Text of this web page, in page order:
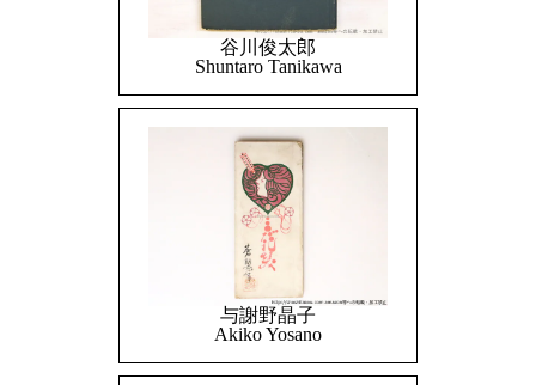
谷川俊太郎
Shuntaro Tanikawa
与謝野晶子
Akiko Yosano